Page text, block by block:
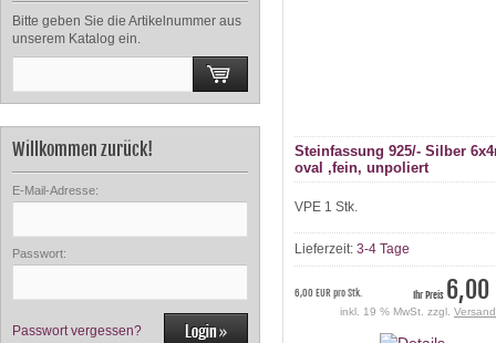
Bitte geben Sie die Artikelnummer aus
unserem Katalog ein.
Willkommen zurück!
E-Mail-Adresse:
Passwort:
Passwort vergessen?
Steinfassung 925/- Silber
oval ,fein, unpoliert
VPE 1 Stk.
Lieferzeit: 3-4 Tage
Ihr Preis 6,00
6,00 EUR pro Stk.
inkl. 19 % MwSt. zzgl.